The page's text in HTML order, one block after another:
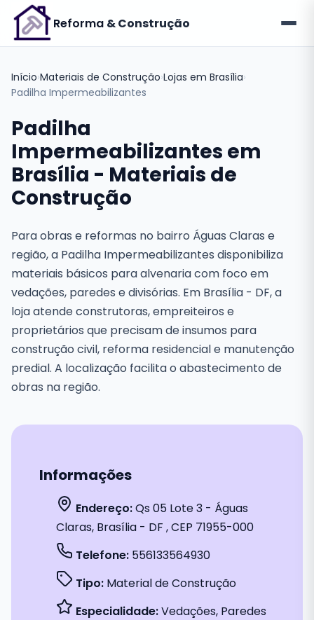
Reforma & Construção
Início›Materiais de Construção›Lojas em Brasília›
Padilha Impermeabilizantes
Padilha
Impermeabilizantes em
Brasília - Materiais de
Construção
Para obras e reformas no bairro Águas Claras e
região, a Padilha Impermeabilizantes disponibiliza
materiais básicos para alvenaria com foco em
vedações, paredes e divisórias. Em Brasília - DF, a
loja atende construtoras, empreiteiros e
proprietários que precisam de insumos para
construção civil, reforma residencial e manutenção
predial. A localização facilita o abastecimento de
obras na região.
Informações
Endereço:Qs 05 Lote 3 - Águas
Claras, Brasília - DF , CEP 71955-000
Telefone: 556133564930
Tipo: Material de Construção
Especialidade:Vedações, Paredes